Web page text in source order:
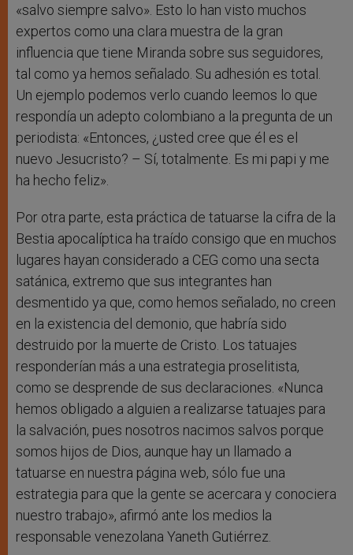
«salvo siempre salvo». Esto lo han visto muchos
expertos como una clara muestra de la gran
influencia que tiene Miranda sobre sus seguidores,
tal como ya hemos señalado. Su adhesión es total.
Un ejemplo podemos verlo cuando leemos lo que
respondía un adepto colombiano a la pregunta de un
periodista: «Entonces, ¿usted cree que él es el
nuevo Jesucristo? – Sí, totalmente. Es mi papi y me
ha hecho feliz».
Por otra parte, esta práctica de tatuarse la cifra de la
Bestia apocalíptica ha traído consigo que en muchos
lugares hayan considerado a CEG como una secta
satánica, extremo que sus integrantes han
desmentido ya que, como hemos señalado, no creen
en la existencia del demonio, que habría sido
destruido por la muerte de Cristo. Los tatuajes
responderían más a una estrategia proselitista,
como se desprende de sus declaraciones. «Nunca
hemos obligado a alguien a realizarse tatuajes para
la salvación, pues nosotros nacimos salvos porque
somos hijos de Dios, aunque hay un llamado a
tatuarse en nuestra página web, sólo fue una
estrategia para que la gente se acercara y conociera
nuestro trabajo», afirmó ante los medios la
responsable venezolana Yaneth Gutiérrez.